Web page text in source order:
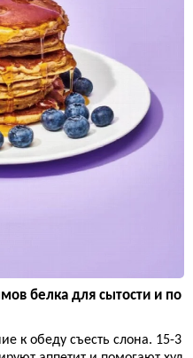
белка для сытости и по
к обеду съесть слона. 15-3